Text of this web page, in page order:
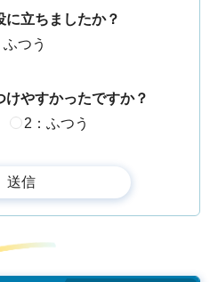
に立ちましたか？
つう
けやすかったですか？
2：ふつう